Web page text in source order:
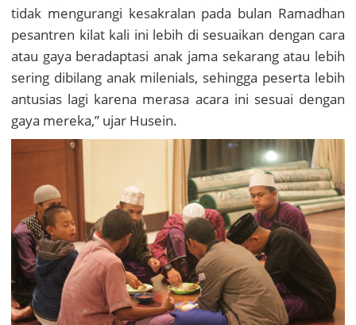
tidak mengurangi kesakralan pada bulan Ramadhan
pesantren kilat kali ini lebih di sesuaikan dengan cara
atau gaya beradaptasi anak jama sekarang atau lebih
sering dibilang anak milenials, sehingga peserta lebih
antusias lagi karena merasa acara ini sesuai dengan
gaya mereka,” ujar Husein.